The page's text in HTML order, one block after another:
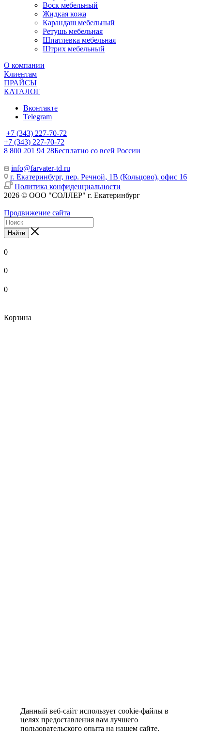
Воск мебельный
Жидкая кожа
Карандаш мебельный
Ретушь мебельная
Шпатлевка мебельная
Штрих мебельный
О компании
Клиентам
ПРАЙСЫ
КАТАЛОГ
Вконтакте
Telegram
+7 (343) 227-70-72
+7 (343) 227-70-72
8 800 201 94 28Бесплатно со всей России
info@farvater-td.ru
г. Екатеринбург, пер. Речной, 1В (Кольцово), офис 16
Политика конфиденциальности
2026 © ООО "СОЛЛЕР" г. Екатеринбург
Продвижение сайта
Найти
0
0
0
Корзина
Данный веб-сайт использует cookie-файлы в
целях предоставления вам лучшего
пользовательского опыта на нашем сайте.